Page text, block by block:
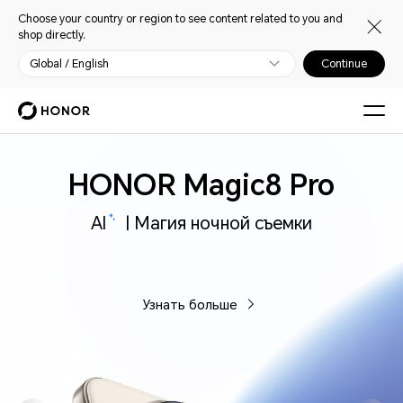
Choose your country or region to see content related to you and
shop directly.
Global / English Continue
HONOR Magic8 Pro
AI | Магия ночной съемки
Узнать больше